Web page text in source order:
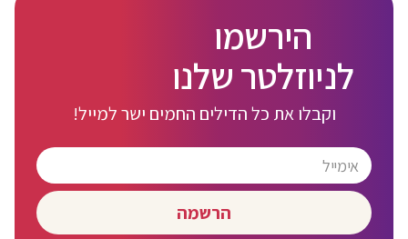
הירשמו
לניוזלטר שלנו
וקבלו את כל הדילים החמים ישר למייל!
הרשמה